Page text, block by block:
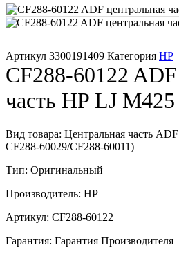
Артикул 3300191409 Категория HP
CF288-60122
часть HP LJ
Вид товара: Центральная часть
CF288-60029/CF288-60011)
Тип: Оригинальный
Производитель: HP
Артикул: CF288-60122
Гарантия: Гарантия Производителя